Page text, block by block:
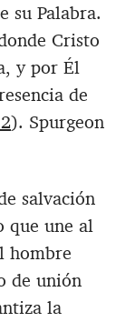
su Palabra.
Cristo
y por Él
de
). Spurgeon
salvación
que une al
hombre
de unión
la